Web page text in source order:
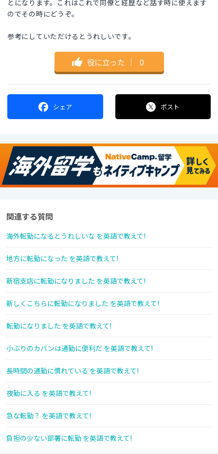
とになります。これはこれで同僚と経歴など話す時に使えます
のでその時にどうぞ。
参考にしていただけるとうれしいです。
役に立った ｜ 0
シェア ポスト
関連する質問
海外転勤になるとうれしいな を英語で教えて!
地方に転勤になった を英語で教えて!
新宿支店に転勤になりました を英語で教えて!
新しくこちらに転勤になりました を英語で教えて!
転勤になりました を英語で教えて!
小ぶりのカバンは通勤に便利だ を英語で教えて!
長時間の通勤に慣れている を英語で教えて!
夜勤に入る を英語で教えて!
急な転勤？ を英語で教えて!
負担の少ない部署に転勤 を英語で教えて!